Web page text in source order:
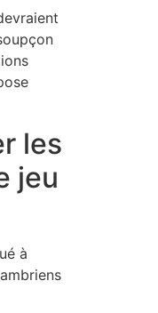
les
jeu
à